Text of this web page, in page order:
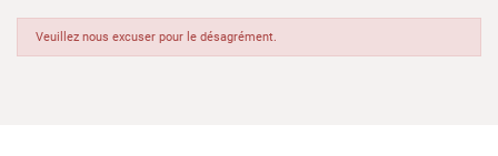
Veuillez nous excuser pour le désagrément.